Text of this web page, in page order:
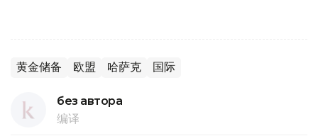
黄金储备 欧盟 哈萨克 国际
без автора
编译